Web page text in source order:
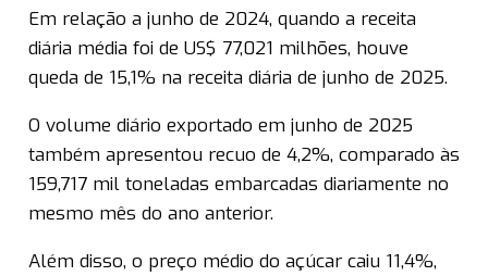
Em relação a junho de 2024, quando a receita
diária média foi de US$ 77,021 milhões, houve
queda de 15,1% na receita diária de junho de 2025.
O volume diário exportado em junho de 2025
também apresentou recuo de 4,2%, comparado às
159,717 mil toneladas embarcadas diariamente no
mesmo mês do ano anterior.
Além disso, o preço médio do açúcar caiu 11,4%,